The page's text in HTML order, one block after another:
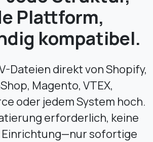
Plattform,
kompatibel.
Dateien direkt von Shopify,
Magento, VTEX,
oder jedem System hoch.
erforderlich, keine
sofortige